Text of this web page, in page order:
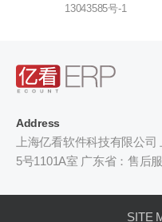
Address
上海亿看软件科技有限公
5号1101A室 广东省：售后
13043585号-1
SITE